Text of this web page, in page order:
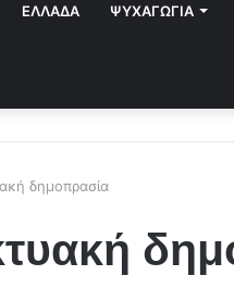
ΕΛΛΑΔΑ ΨΥΧΑΓΩΓΙΑ
δημοπρασία